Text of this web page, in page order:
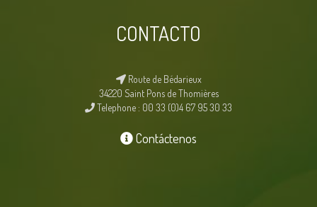
CONTACTO
Route de Bédarieux
34220 Saint Pons de Thomières
Telephone : 00 33 (0)4 67 95 30 33
Contáctenos